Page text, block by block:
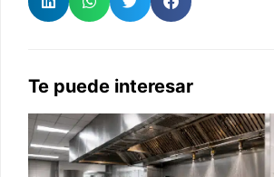
Te puede interesar